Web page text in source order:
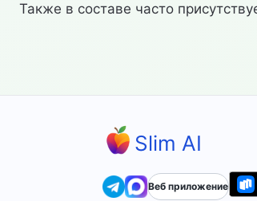
Также в составе часто
Slim AI
Веб приложение